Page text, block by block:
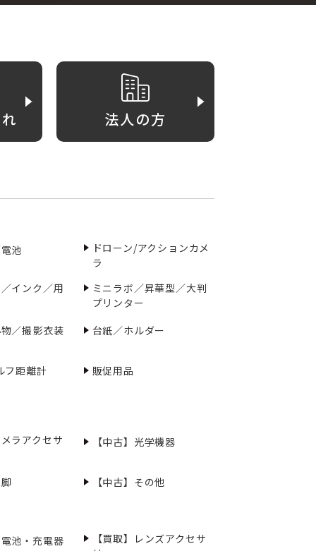
法人の方
池
ドローン/アクションカメ
ラ
インク／用
ミニラボ／昇華型／大判
プリンター
／撮影衣装
台紙／ホルダー
フ距離計 販促用品
ラアクセサ 【中古】光学機器
【中古】その他
池・充電器
【買取】レンズアクセサ